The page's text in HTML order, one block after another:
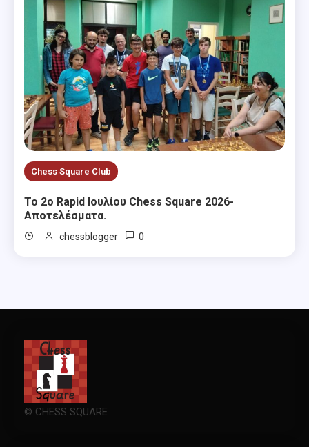
Chess Square Club
Το 2ο Rapid Ιουλίου Chess Square 2026-
Αποτελέσματα.
chessblogger 0
© CHESS SQUARE